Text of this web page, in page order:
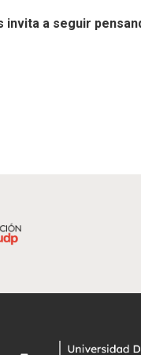
invita a seguir